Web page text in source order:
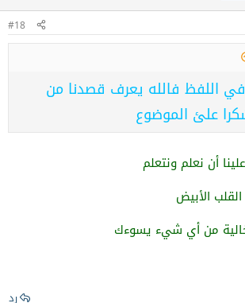
الله
وبناء وتركيب
وأستغفر الله تصميم أو بناء أو إنشاء الله
من ذلك
الله وهو كفر أيضآ
#18
اللفظ فالله يعرف قصدنا من
علئ الموضوع
أن نعلم ونتعلم
الأبيض
من أي شيء يسوءك
رد